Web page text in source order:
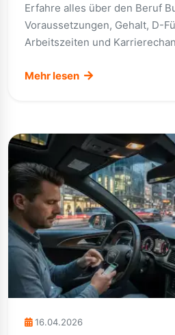
Erfahre alles über den Beruf
Voraussetzungen, Gehalt, D-
Arbeitszeiten und
Mehr lesen
16.04.2026